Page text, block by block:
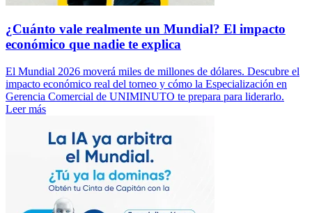
¿Cuánto vale realmente un Mundial? El impacto
económico que nadie te explica
El Mundial 2026 moverá miles de millones de dólares. Descubre el
impacto económico real del torneo y cómo la Especialización en
Gerencia Comercial de UNIMINUTO te prepara para liderarlo.
Leer más